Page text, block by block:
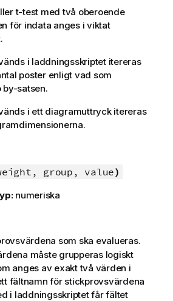
t-test med två oberoende
för indata anges i viktat
i laddningsskriptet itereras
poster enligt vad som
satsen.
i ett diagramuttryck itereras
group, value)
numeriska
som ska evalueras.
måste grupperas logiskt
anges av exakt två värden i
fältnamn för stickprovsvärdena
i laddningsskriptet får fältet